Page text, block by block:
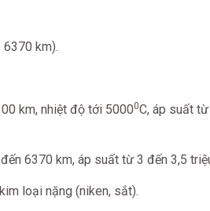
km).
km, nhiệt độ tới 50000C, áp suất
6370 km, áp suất từ 3 đến 3,5
loại nặng (niken, sắt).